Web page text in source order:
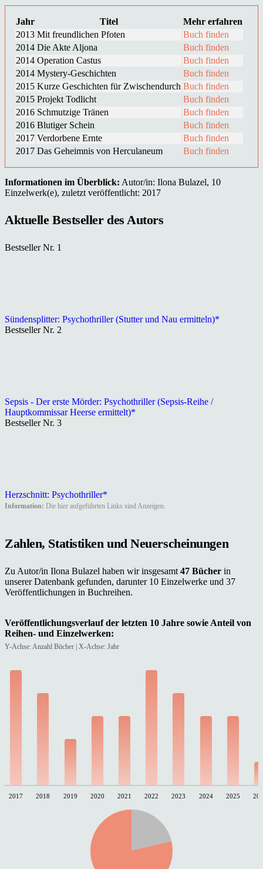
Jahr Titel
Mehr erfahren
2013 Mit freundlichen Pfoten
Buch finden
2014 Die Akte Aljona
Buch finden
2014 Operation Castus
Buch finden
2014 Mystery-Geschichten
Buch finden
2015 Kurze Geschichten für Zwischendurch Buch finden
2015 Projekt Todlicht
Buch finden
2016 Schmutzige Tränen
Buch finden
2016 Blutiger Schein
Buch finden
2017 Verdorbene Ernte
Buch finden
2017 Das Geheimnis von Herculaneum Buch finden
Informationen im Überblick: Autor/in: Ilona Bulazel, 10
Einzelwerk(e), zuletzt veröffentlicht: 2017
Aktuelle Bestseller des Autors
Bestseller Nr. 1
Sündensplitter: Psychothriller (Stutter und Nau ermitteln)*
Bestseller Nr. 2
Sepsis - Der erste Mörder: Psychothriller (Sepsis-Reihe /
Hauptkommissar Heerse ermittelt)*
Bestseller Nr. 3
Herzschnitt: Psychothriller*
Information: Die hier aufgeführten Links sind Anzeigen.
Zahlen, Statistiken und Neuerscheinungen
Zu Autor/in Ilona Bulazel haben wir insgesamt 47 Bücher in
unserer Datenbank gefunden, darunter 10 Einzelwerke und 37
Veröffentlichungen in Buchreihen.
Veröffentlichungsverlauf der letzten 10 Jahre sowie Anteil von
Reihen- und Einzelwerken:
Y-Achse: Anzahl Bücher | X-Achse: Jahr
2017 2018 2019 2020 2021 2022 2023 2024 2025